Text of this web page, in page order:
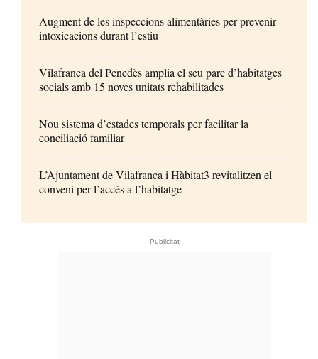
Augment de les inspeccions alimentàries per prevenir
intoxicacions durant l’estiu
Vilafranca del Penedès amplia el seu parc d’habitatges
socials amb 15 noves unitats rehabilitades
Nou sistema d’estades temporals per facilitar la
conciliació familiar
L’Ajuntament de Vilafranca i Hàbitat3 revitalitzen el
conveni per l’accés a l’habitatge
- Publicitat -